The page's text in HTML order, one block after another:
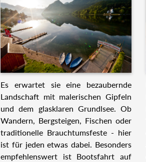
Es erwartet sie eine bezaubernde
Landschaft mit malerischen Gipfeln
und dem glasklaren Grundlsee. Ob
Wandern, Bergsteigen, Fischen oder
traditionelle Brauchtumsfeste - hier
ist für jeden etwas dabei. Besonders
empfehlenswert ist Bootsfahrt auf